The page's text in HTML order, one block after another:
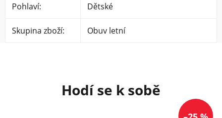
Pohlaví: Dětské
Skupina zboží: Obuv letní